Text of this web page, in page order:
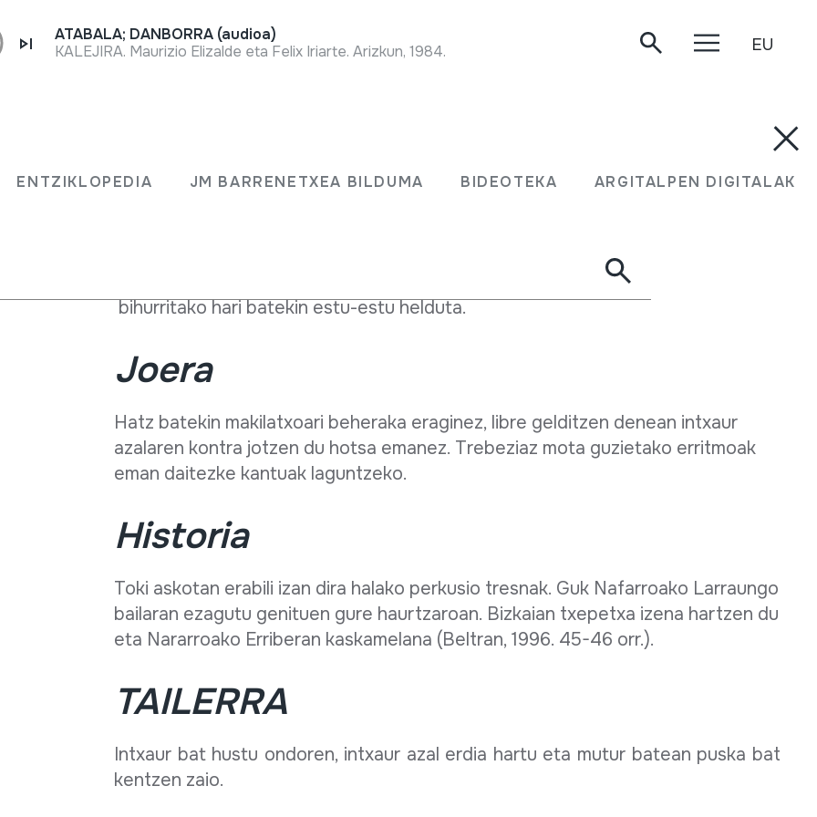
ENTZIKLOPEDIA JM BARRENETXEA BILDUMA BIDEOTEKA ARGITALPEN DIGITALAK
ATABALA; DANBORRA (audioa)
KALEJIRA. Maurizio Elizalde eta Felix Iriarte. Arizkun, 1984.
EU
Intxaur bat hustu ondoren, intxaur azal erdia hartu eta mutur batean puska bat
kentzen zaio. Intxaur azalaren kontra tinkaturik, luzera, makilatxo bat jartzen da,
bihurritako hari batekin estu-estu helduta.
Joera
Hatz batekin makilatxoari beheraka eraginez, libre gelditzen denean intxaur
azalaren kontra jotzen du hotsa emanez. Trebeziaz mota guzietako erritmoak
eman daitezke kantuak laguntzeko.
Historia
Toki askotan erabili izan dira halako perkusio tresnak. Guk Nafarroako Larraungo
bailaran ezagutu genituen gure haurtzaroan. Bizkaian txepetxa izena hartzen du
eta Nararroako Erriberan kaskamelana (Beltran, 1996. 45-46 orr.).
TAILERRA
Intxaur bat hustu ondoren, intxaur azal erdia hartu eta mutur batean puska bat
kentzen zaio.